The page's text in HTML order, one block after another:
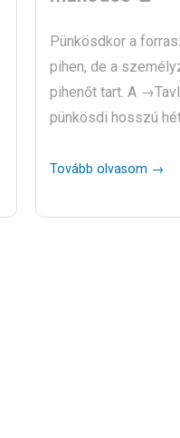
Pünkösdkor a
pihen, de a
pihenőt tart. A
pünkösdi hosszú
Tovább olvasom →